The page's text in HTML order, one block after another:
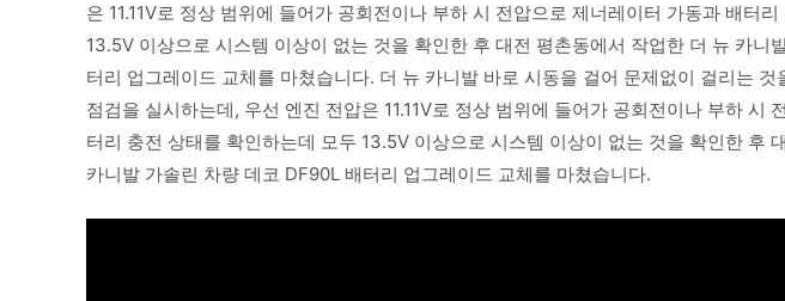
은 11.11V로 정상 범위에 들어가 공회전이나 부하 시 전압으로 제너레이터 가동과 배터
13.5V 이상으로 시스템 이상이 없는 것을 확인한 후 대전 평촌동에서 작업한 더 뉴 카니
터리 업그레이드 교체를 마쳤습니다. 더 뉴 카니발 바로 시동을 걸어 문제없이 걸리는 것
점검을 실시하는데, 우선 엔진 전압은 11.11V로 정상 범위에 들어가 공회전이나 부하 시
터리 충전 상태를 확인하는데 모두 13.5V 이상으로 시스템 이상이 없는 것을 확인한 후
카니발 가솔린 차량 데코 DF90L 배터리 업그레이드 교체를 마쳤습니다.